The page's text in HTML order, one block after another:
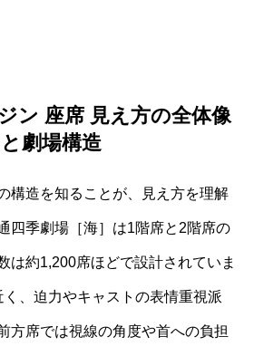
ン 座席 見え方の全体像
と劇場構造
構造を知ることが、見え方を理解
四季劇場［海］は1階席と2階席の
は約1,200席ほどで設計されていま
、迫力やキャストの表情重視派
方席では視線の角度や首への負担